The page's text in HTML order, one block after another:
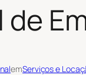
emServiços e